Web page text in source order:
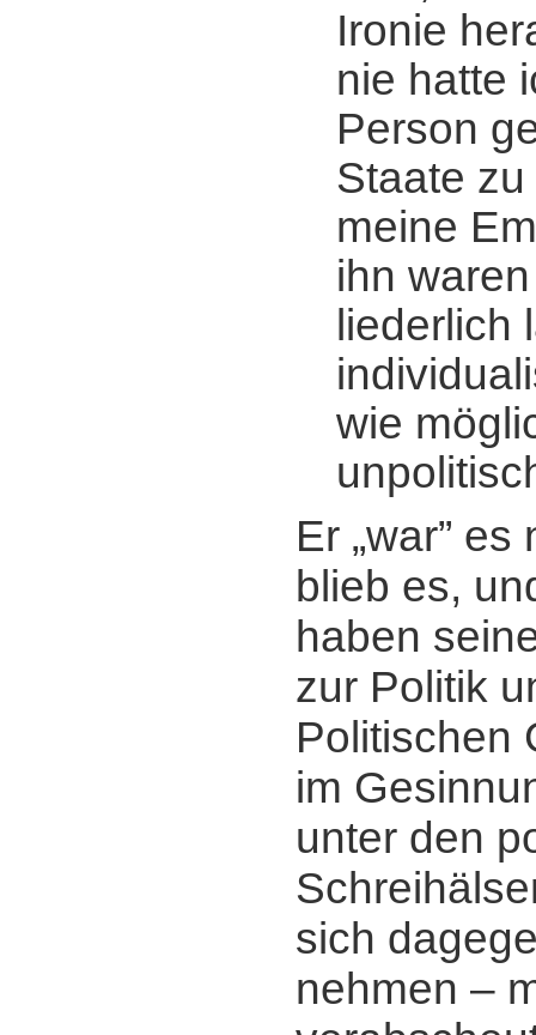
Ironie
nie hatte
Person
Staate
meine
ihn
liederlich
wie
Er „war”
blieb es,
haben
zur Politik
Politischen
im
unter den
sich
nehmen ‒